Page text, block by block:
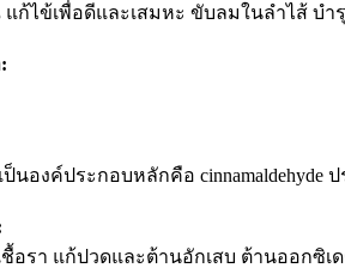
ก้ไข้เพื่อดีและเสมหะ ขับลมในลำไส้ บ
ประกอบหลักคือ cinnamaldehyde ปร
แก้ปวดและต้านอักเสบ ต้านออกซิเดชั่